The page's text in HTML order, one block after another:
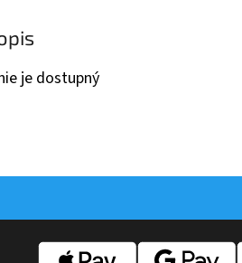
je dostupný